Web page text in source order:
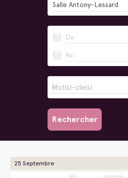
Salle Antony-Lessard
Du :
Au :
25 Septembre